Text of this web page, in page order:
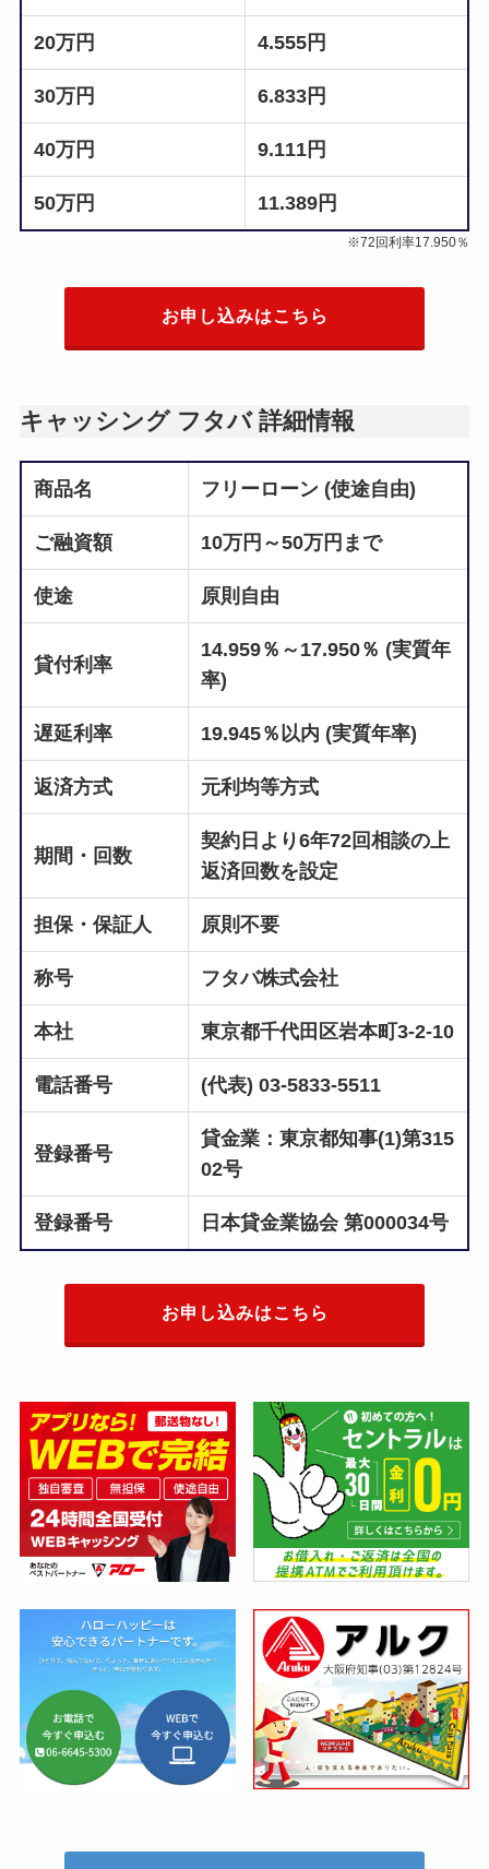
20万円 4.555円
30万円 6.833円
40万円 9.111円
50万円 11.389円
※72回利率17.950％
お申し込みはこちら
キャッシング フタバ 詳細情報
商品名 フリーローン (使途自由)
ご融資額 10万円～50万円まで
使途 原則自由
貸付利率
14.959％～17.950％ (実質年
率)
遅延利率 19.945％以内 (実質年率)
返済方式 元利均等方式
期間・回数
契約日より6年72回相談の上
返済回数を設定
担保・保証人 原則不要
称号 フタバ株式会社
本社 東京都千代田区岩本町3-2-10
電話番号 (代表) 03-5833-5511
登録番号
貸金業：東京都知事(1)第315
02号
登録番号 日本貸金業協会 第000034号
お申し込みはこちら